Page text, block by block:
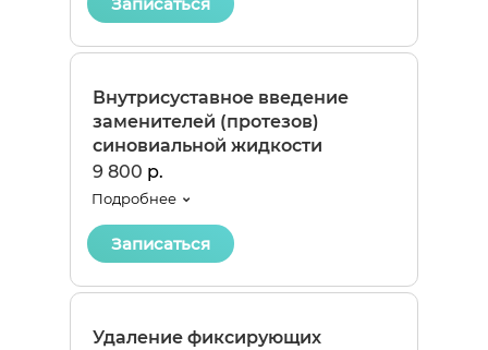
Внутрисуставное введение
заменителей (протезов)
синовиальной жидкости
9 800 р.
Подробнее
Записаться
Удаление фиксирующих